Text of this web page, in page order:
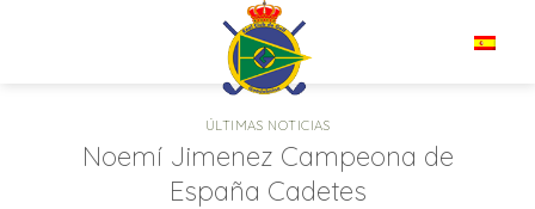
ÚLTIMAS NOTICIAS
Noemí Jimenez Campeona de
España Cadetes